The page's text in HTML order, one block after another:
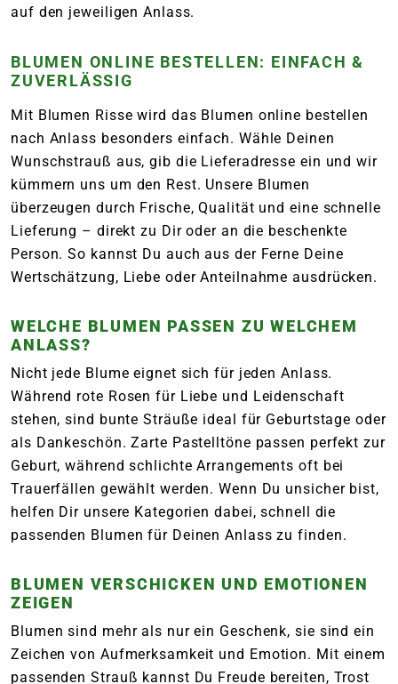
auf den jeweiligen Anlass.
BLUMEN ONLINE BESTELLEN: EINFACH &
ZUVERLÄSSIG
Mit Blumen Risse wird das Blumen online bestellen
nach Anlass besonders einfach. Wähle Deinen
Wunschstrauß aus, gib die Lieferadresse ein und wir
kümmern uns um den Rest. Unsere Blumen
überzeugen durch Frische, Qualität und eine schnelle
Lieferung – direkt zu Dir oder an die beschenkte
Person. So kannst Du auch aus der Ferne Deine
Wertschätzung, Liebe oder Anteilnahme ausdrücken.
WELCHE BLUMEN PASSEN ZU WELCHEM
ANLASS?
Nicht jede Blume eignet sich für jeden Anlass.
Während rote Rosen für Liebe und Leidenschaft
stehen, sind bunte Sträuße ideal für Geburtstage oder
als Dankeschön. Zarte Pastelltöne passen perfekt zur
Geburt, während schlichte Arrangements oft bei
Trauerfällen gewählt werden. Wenn Du unsicher bist,
helfen Dir unsere Kategorien dabei, schnell die
passenden Blumen für Deinen Anlass zu finden.
BLUMEN VERSCHICKEN UND EMOTIONEN
ZEIGEN
Blumen sind mehr als nur ein Geschenk, sie sind ein
Zeichen von Aufmerksamkeit und Emotion. Mit einem
passenden Strauß kannst Du Freude bereiten, Trost